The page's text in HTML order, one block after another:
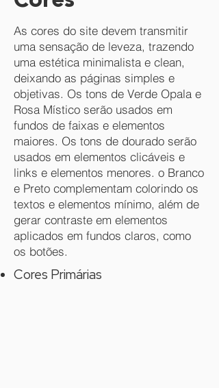
As cores do site devem transmitir
uma sensação de leveza, trazendo
uma estética minimalista e clean,
deixando as páginas simples e
objetivas. Os tons de Verde Opala e
Rosa Místico serão usados em
fundos de faixas e elementos
maiores. Os tons de dourado serão
usados em elementos clicáveis e
links e elementos menores. o Branco
e Preto complementam colorindo os
textos e elementos mínimo, além de
gerar contraste em elementos
aplicados em fundos claros, como
os botões.
Cores Primárias